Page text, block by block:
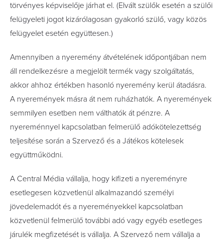
törvényes képviselője járhat el. (Elvált szülők esetén a szülői
felügyeleti jogot kizárólagosan gyakorló szülő, vagy közös
felügyelet esetén együttesen.)
Amennyiben a nyeremény átvételének időpontjában nem
áll rendelkezésre a megjelölt termék vagy szolgáltatás,
akkor ahhoz értékben hasonló nyeremény kerül átadásra.
A nyeremények másra át nem ruházhatók. A nyeremények
semmilyen esetben nem válthatók át pénzre. A
nyereménnyel kapcsolatban felmerülő adókötelezettség
teljesítése során a Szervező és a Játékos kötelesek
együttműködni.
A Central Média vállalja, hogy kifizeti a nyereményre
esetlegesen közvetlenül alkalmazandó személyi
jövedelemadót és a nyereményekkel kapcsolatban
közvetlenül felmerülő további adó vagy egyéb esetleges
járulék megfizetését is vállalja. A Szervező nem vállalja a